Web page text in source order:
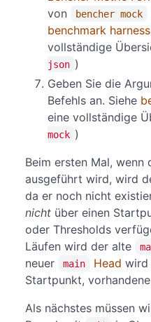
von
bencher mock
benchmark
vollständige
json )
Geben Sie die
Befehls an. Siehe
eine vollständige
mock )
Beim ersten Mal, wenn
ausgeführt wird, wird
da er noch nicht
nicht über einen
oder Thresholds
Läufen wird der alte
neuer
main Head wird
Startpunkt,
Als nächstes müssen